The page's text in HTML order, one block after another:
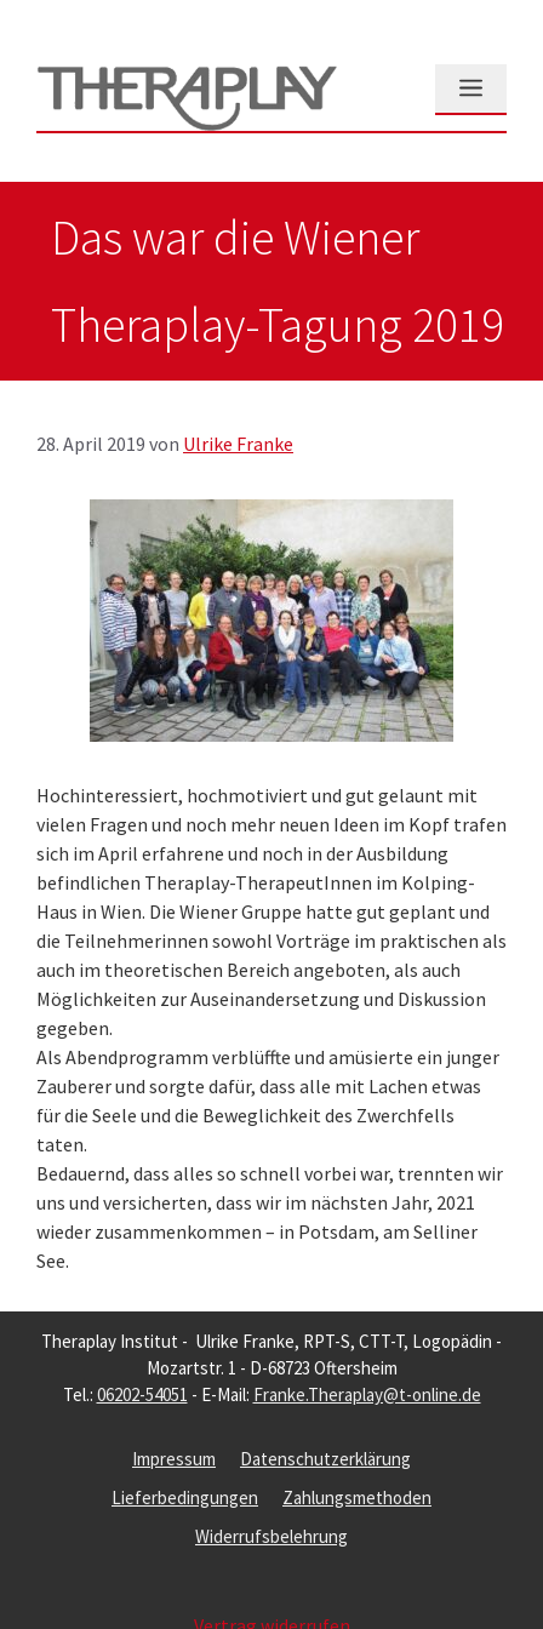
springen
Menü
Das war die Wiener
Theraplay-Tagung 2019
28. April 2019 von Ulrike Franke
Hochinteressiert, hochmotiviert und gut gelaunt mit
vielen Fragen und noch mehr neuen Ideen im Kopf trafen
sich im April erfahrene und noch in der Ausbildung
befindlichen Theraplay-TherapeutInnen im Kolping-
Haus in Wien. Die Wiener Gruppe hatte gut geplant und
die Teilnehmerinnen sowohl Vorträge im praktischen als
auch im theoretischen Bereich angeboten, als auch
Möglichkeiten zur Auseinandersetzung und Diskussion
gegeben.
Als Abendprogramm verblüffte und amüsierte ein junger
Zauberer und sorgte dafür, dass alle mit Lachen etwas
für die Seele und die Beweglichkeit des Zwerchfells
taten.
Bedauernd, dass alles so schnell vorbei war, trennten wir
uns und versicherten, dass wir im nächsten Jahr, 2021
wieder zusammenkommen – in Potsdam, am Selliner
See.
Theraplay Institut - Ulrike Franke, RPT-S, CTT-T, Logopädin -
Mozartstr. 1 - D-68723 Oftersheim
Tel.: 06202-54051 - E-Mail: Franke.Theraplay@t-online.de
Impressum
Datenschutzerklärung
Lieferbedingungen
Zahlungsmethoden
Widerrufsbelehrung